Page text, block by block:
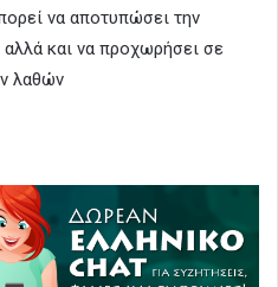
να αποτυπώσει την
αλλά και να προχωρήσει σε
λαθών